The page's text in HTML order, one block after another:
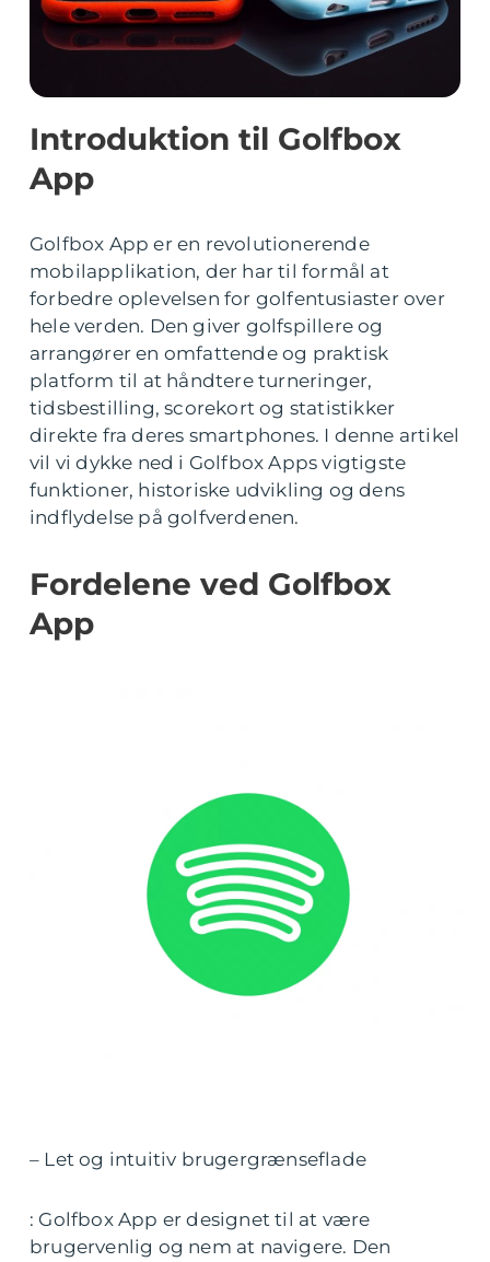
Introduktion til Golfbox
App
Golfbox App er en revolutionerende
mobilapplikation, der har til formål at
forbedre oplevelsen for golfentusiaster over
hele verden. Den giver golfspillere og
arrangører en omfattende og praktisk
platform til at håndtere turneringer,
tidsbestilling, scorekort og statistikker
direkte fra deres smartphones. I denne artikel
vil vi dykke ned i Golfbox Apps vigtigste
funktioner, historiske udvikling og dens
indflydelse på golfverdenen.
Fordelene ved Golfbox
App
– Let og intuitiv brugergrænseflade
: Golfbox App er designet til at være
brugervenlig og nem at navigere. Den